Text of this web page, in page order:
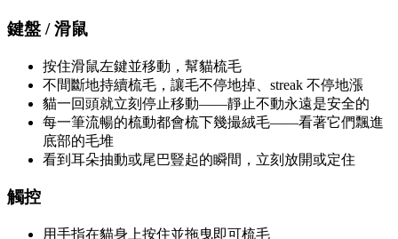
鍵盤 / 滑鼠
按住滑鼠左鍵並移動，幫貓梳毛
不間斷地持續梳毛，讓毛不停地掉、streak 不停地漲
貓一回頭就立刻停止移動——靜止不動永遠是安全的
每一筆流暢的梳動都會梳下幾撮絨毛——看著它們飄進
底部的毛堆
看到耳朵抽動或尾巴豎起的瞬間，立刻放開或定住
觸控
用手指在貓身上按住並拖曳即可梳毛